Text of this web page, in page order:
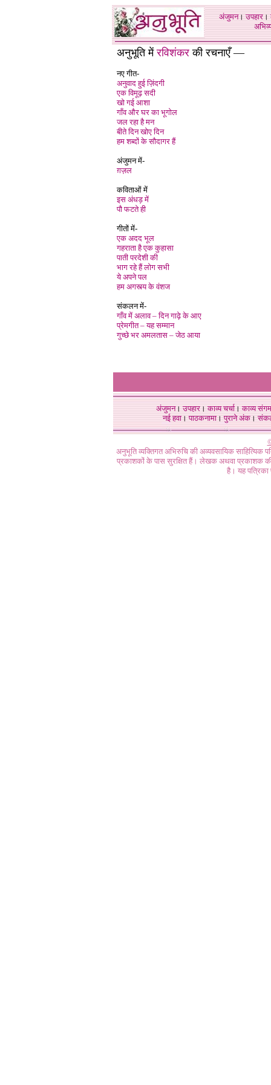
अंजुमन।उपहार।
अनुभूति मेंरविशंकर की रचनाएँ —
नए गीत-
अनुवाद हुई ज़िंदगी
एक विमूढ़ सदी
खो गई आशा
गाँव और घर का भूगोल
जल रहा है मन
बीते दिन खोए दिन
हम शब्दों के सौदागर हैं
अंजुमन में-
ग़ज़ल
कविताओं में
इस अंधड़ में
पौ फटते ही
गीतों में-
एक अदद भूल
गहराता है एक कुहासा
पाती परदेशी की
भाग रहे हैं लोग सभी
ये अपने पल
हम अगस्त्य के वंशज
संकलन में-
गाँव में अलाव – दिन गाढ़े के आए
प्रेमगीत – यह सम्मान
गुच्छे भर अमलतास – जेठ आया
अंजुमन।उपहार।काव्य चर्चा।काव्य संगम
नई हवा। पाठकनामा। पुराने अंक।
अनुभूति व्यक्तिगत अभिरुचि की अव्यवसायिक
प्रकाशकों के पास सुरक्षित हैं। लेखक अथवा प्रकाशक की
है। यह पत्रिका